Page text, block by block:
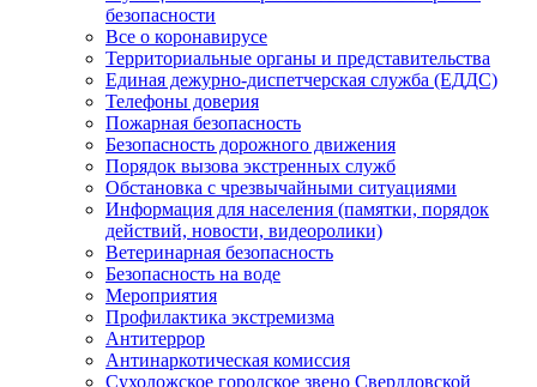
безопасности
Все о коронавирусе
Территориальные органы и представительства
Единая дежурно-диспетчерская служба (ЕДДС)
Телефоны доверия
Пожарная безопасность
Безопасность дорожного движения
Порядок вызова экстренных служб
Обстановка с чрезвычайными ситуациями
Информация для населения (памятки, порядок
действий, новости, видеоролики)
Ветеринарная безопасность
Безопасность на воде
Мероприятия
Профилактика экстремизма
Антитеррор
Антинаркотическая комиссия
Сухоложское городское звено Свердловской